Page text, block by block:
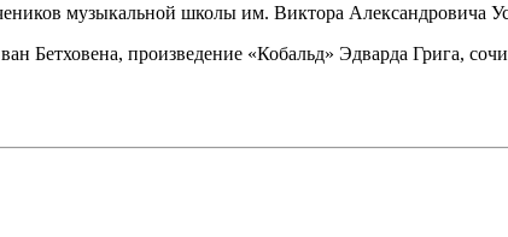
музыкальной школы им. Виктора Александровича
Бетховена, произведение «Кобальд» Эдварда Грига,